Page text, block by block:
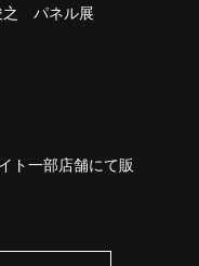
之 パネル展
ト一部店舗にて販